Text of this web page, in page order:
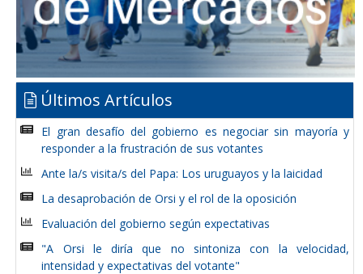
Últimos Artículos
El gran desafío del gobierno es negociar sin mayoría y
responder a la frustración de sus votantes
Ante la/s visita/s del Papa: Los uruguayos y la laicidad
La desaprobación de Orsi y el rol de la oposición
Evaluación del gobierno según expectativas
"A Orsi le diría que no sintoniza con la velocidad,
intensidad y expectativas del votante"